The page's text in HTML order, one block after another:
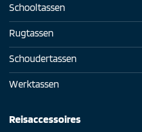
Schooltassen
Rugtassen
Schoudertassen
Werktassen
Reisaccessoires